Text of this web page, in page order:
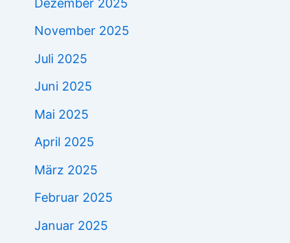
Dezember 2025
November 2025
Juli 2025
Juni 2025
Mai 2025
April 2025
März 2025
Februar 2025
Januar 2025